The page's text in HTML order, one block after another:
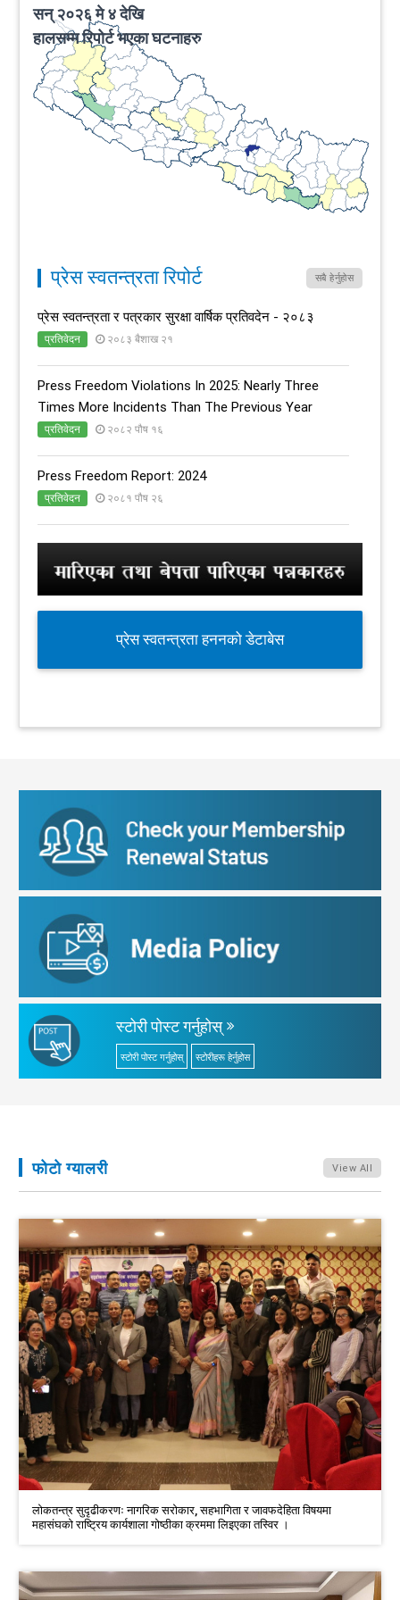
प्रेस स्वतन्त्रता रिपोर्ट सबै हेर्नुहोस
प्रेस स्वतन्त्रता र पत्रकार सुरक्षा वार्षिक प्रतिवदेन - २०८३
प्रतिवेदन २०८३ बैशाख २१
Press Freedom Violations In 2025: Nearly Three
Times More Incidents Than The Previous Year
प्रतिवेदन २०८२ पौष १६
Press Freedom Report: 2024
प्रतिवेदन २०८१ पौष २६
प्रेस स्वतन्त्रता हननको डेटाबेस
स्टोरी पोस्ट गर्नुहोस्
स्टोरी पोस्ट गर्नुहोस् स्टोरीहरू हेर्नुहोस
फोटो ग्यालरी View All
लोकतन्त्र सुदृढीकरणः नागरिक सरोकार, सहभागिता र जावफदेहिता विषयमा
महासंघको राष्ट्रिय कार्यशाला गोष्ठीका क्रममा लिइएका तस्विर ।